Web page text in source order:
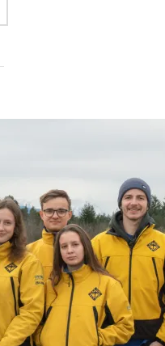
32 FLÜGEL-BRUCHVERSUCH“